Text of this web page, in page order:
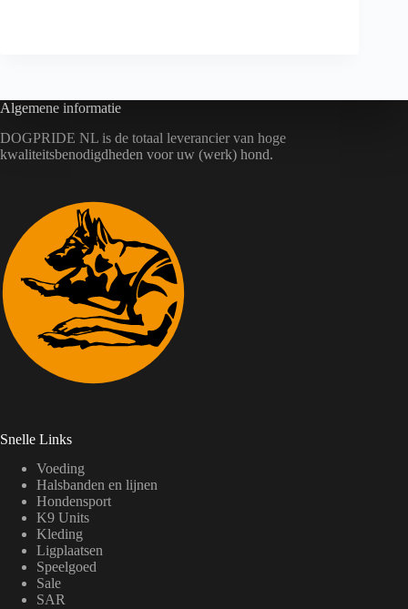
Algemene informatie
DOGPRIDE NL is de totaal leverancier van hoge
kwaliteitsbenodigdheden voor uw (werk) hond.
Snelle Links
Voeding
Halsbanden en lijnen
Hondensport
K9 Units
Kleding
Ligplaatsen
Speelgoed
Sale
SAR